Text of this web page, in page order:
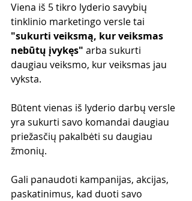
Viena iš 5 tikro lyderio savybių
tinklinio marketingo versle tai
"sukurti veiksmą, kur veiksmas
nebūtų įvykęs" arba sukurti
daugiau veiksmo, kur veiksmas jau
vyksta.
Būtent vienas iš lyderio darbų versle
yra sukurti savo komandai daugiau
priežasčių pakalbėti su daugiau
žmonių.
Gali panaudoti kampanijas, akcijas,
paskatinimus, kad duoti savo